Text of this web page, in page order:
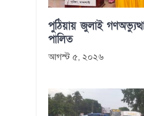
পুঠিয়ায় জুলাই
পালিত
আগস্ট ৫, ২০২৬